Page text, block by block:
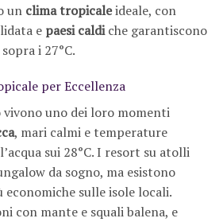
un clima tropicaleideale, con
e paesi caldiche garantiscono
i 27°C.
per Eccellenza
vivono uno dei loro momenti
, mari calmi e temperature
sui 28°C. I resort su atolli
da sogno, ma esistono
economiche sulle isole locali.
con mante e squali balena, e